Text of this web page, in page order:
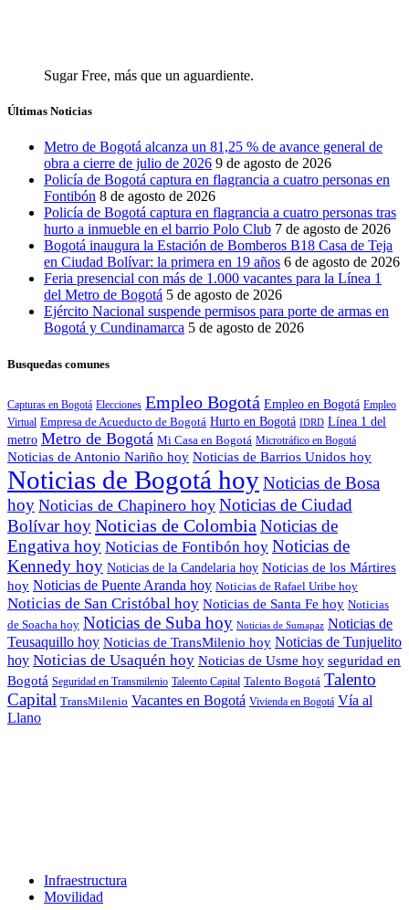
Sugar Free, más que un aguardiente.
Últimas Noticias
Metro de Bogotá alcanza un 81,25 % de avance general de
obra a cierre de julio de 2026 9 de agosto de 2026
Policía de Bogotá captura en flagrancia a cuatro personas en
Fontibón 8 de agosto de 2026
Policía de Bogotá captura en flagrancia a cuatro personas tras
hurto a inmueble en el barrio Polo Club 7 de agosto de 2026
Bogotá inaugura la Estación de Bomberos B18 Casa de Teja
en Ciudad Bolívar: la primera en 19 años 6 de agosto de 2026
Feria presencial con más de 1.000 vacantes para la Línea 1
del Metro de Bogotá 5 de agosto de 2026
Ejército Nacional suspende permisos para porte de armas en
Bogotá y Cundinamarca 5 de agosto de 2026
Busquedas comunes
Capturas en Bogotá Elecciones Empleo Bogotá Empleo en Bogotá Empleo
Virtual Empresa de Acueducto de Bogotá Hurto en Bogotá IDRD Línea 1 del
metro Metro de Bogotá Mi Casa en Bogotá Microtráfico en Bogotá
Noticias de Antonio Nariño hoy Noticias de Barrios Unidos hoy
Noticias de Bogotá hoyNoticias de Bosa
hoy Noticias de Chapinero hoy Noticias de Ciudad
Bolívar hoyNoticias de Colombia Noticias de
Engativa hoy Noticias de Fontibón hoy Noticias de
Kennedy hoy Noticias de la Candelaria hoy Noticias de los Mártires
hoy Noticias de Puente Aranda hoy Noticias de Rafael Uribe hoy
Noticias de San Cristóbal hoy Noticias de Santa Fe hoy Noticias
de Soacha hoy Noticias de Suba hoy Noticias de Sumapaz Noticias de
Teusaquillo hoy Noticias de TransMilenio hoy Noticias de Tunjuelito
hoy Noticias de Usaquén hoy Noticias de Usme hoy seguridad en
Bogotá Seguridad en Transmilenio Taleento Capital Talento Bogotá Talento
Capital TransMilenio Vacantes en Bogotá Vivienda en Bogotá Vía al
Llano
Infraestructura
Movilidad